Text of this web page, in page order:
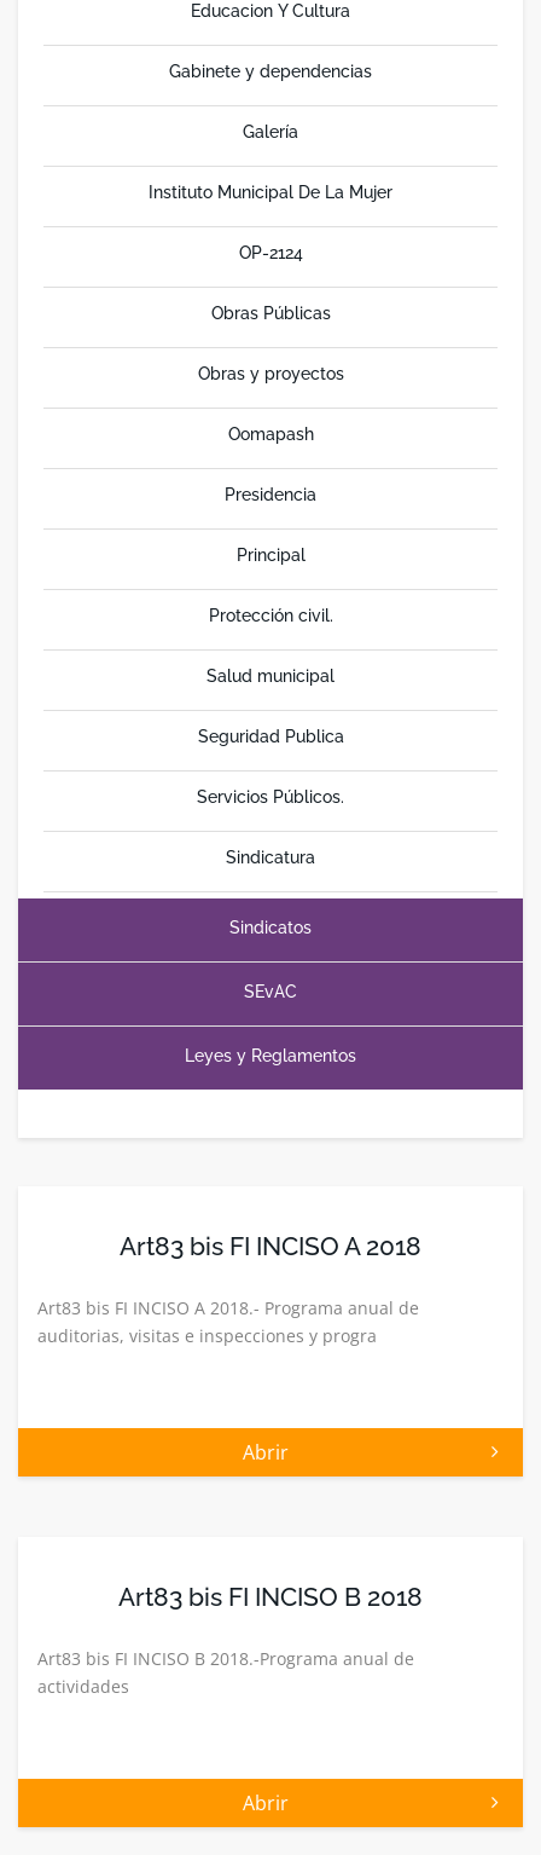
Educacion Y Cultura
Gabinete y dependencias
Galería
Instituto Municipal De La Mujer
OP-2124
Obras Públicas
Obras y proyectos
Oomapash
Presidencia
Principal
Protección civil.
Salud municipal
Seguridad Publica
Servicios Públicos.
Sindicatura
Sindicatos
SEvAC
Leyes y Reglamentos
Art83 bis FI INCISO A 2018
Art83 bis FI INCISO A 2018.- Programa anual de
auditorias, visitas e inspecciones y progra
Abrir
Art83 bis FI INCISO B 2018
Art83 bis FI INCISO B 2018.-Programa anual de
actividades
Abrir